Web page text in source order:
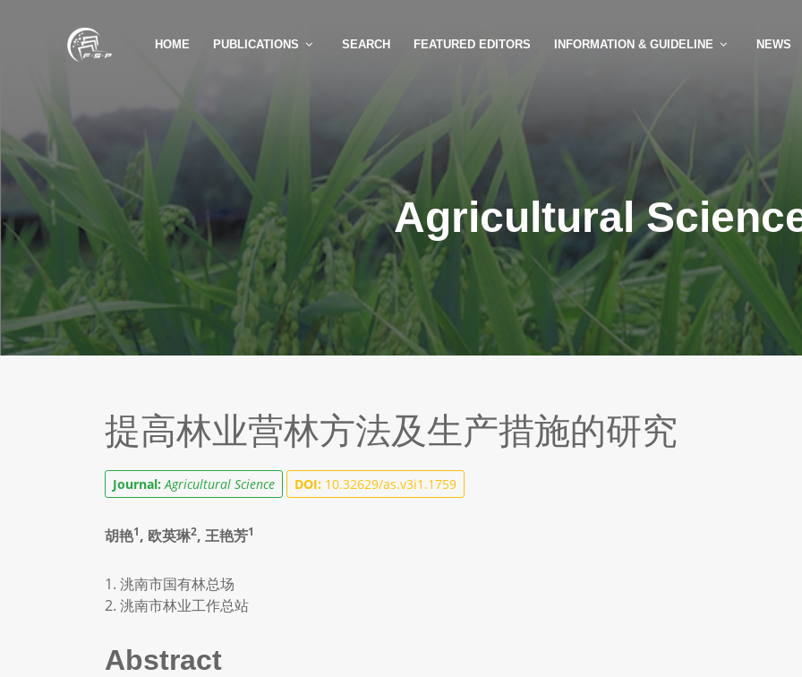
HOME PUBLICATIONS SEARCH FEATURED EDITORS INFORMATION & GUIDELINE NEWS
Agricultural
提高林业营林方法及生产措施的研究
Journal: Agricultural Science DOI: 10.32629/as.v3i1.1759
胡艳1, 欧英琳2, 王艳芳1
1. 洮南市国有林总场
2. 洮南市林业工作总站
Abstract